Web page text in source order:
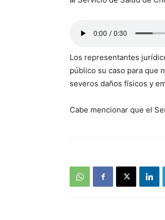
Los representantes
público su caso para que
severos daños físicos y
Cabe mencionar que el